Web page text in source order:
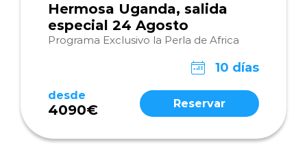
Hermosa Uganda, salida
especial 24 Agosto
Programa Exclusivo la Perla de Africa
10 días
desde
4090€ Reservar